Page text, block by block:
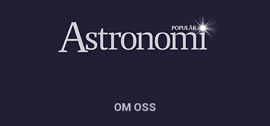
OM OSS